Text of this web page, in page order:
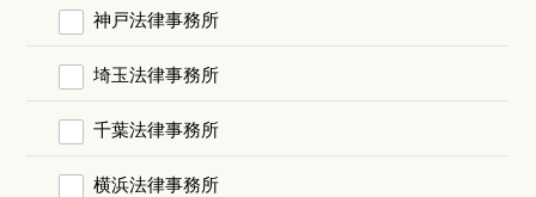
神戸法律事務所
埼玉法律事務所
千葉法律事務所
横浜法律事務所